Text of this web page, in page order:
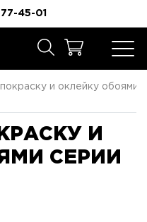
45-01
и оклейку обоями
И
СЕРИИ